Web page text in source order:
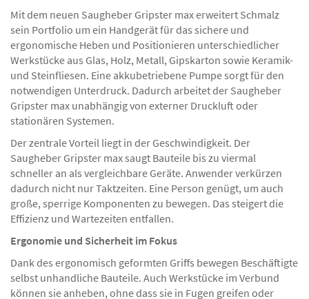
Mit dem neuen Saugheber Gripster max erweitert Schmalz
sein Portfolio um ein Handgerät für das sichere und
ergonomische Heben und Positionieren unterschiedlicher
Werkstücke aus Glas, Holz, Metall, Gipskarton sowie Keramik-
und Steinfliesen. Eine akkubetriebene Pumpe sorgt für den
notwendigen Unterdruck. Dadurch arbeitet der Saugheber
Gripster max unabhängig von externer Druckluft oder
stationären Systemen.
Der zentrale Vorteil liegt in der Geschwindigkeit. Der
Saugheber Gripster max saugt Bauteile bis zu viermal
schneller an als vergleichbare Geräte. Anwender verkürzen
dadurch nicht nur Taktzeiten. Eine Person genügt, um auch
große, sperrige Komponenten zu bewegen. Das steigert die
Effizienz und Wartezeiten entfallen.
Ergonomie und Sicherheit im Fokus
Dank des ergonomisch geformten Griffs bewegen Beschäftigte
selbst unhandliche Bauteile. Auch Werkstücke im Verbund
können sie anheben, ohne dass sie in Fugen greifen oder